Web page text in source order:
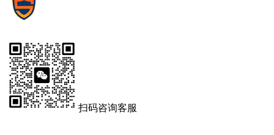
扫码咨询客服